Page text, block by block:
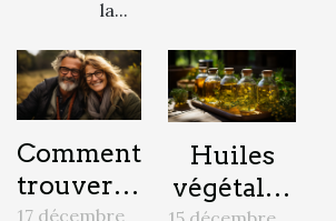
la...
Comment
trouver la
17 décembre
Huiles
végétales